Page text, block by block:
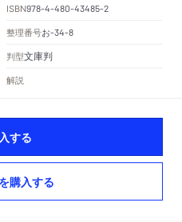
ISBN978-4-480-43485-2
整理番号お-34-8
判型文庫判
解説
する
購入する